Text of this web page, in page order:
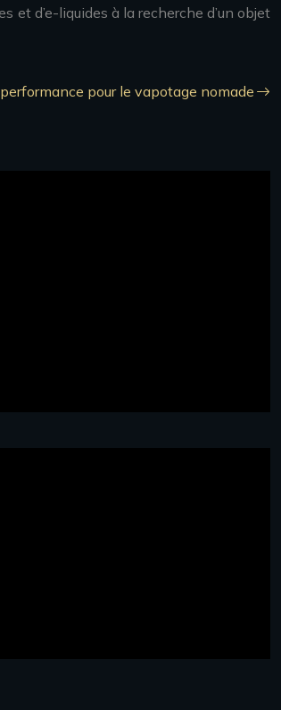
d’e-liquides à la recherche d’un objet
pour le vapotage nomade